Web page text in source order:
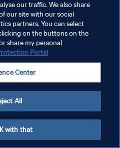
COOKIES
our traffic. We also share
our site with our social
partners. You can select
on the buttons on the
share my personal
Portal
Center
All
with that